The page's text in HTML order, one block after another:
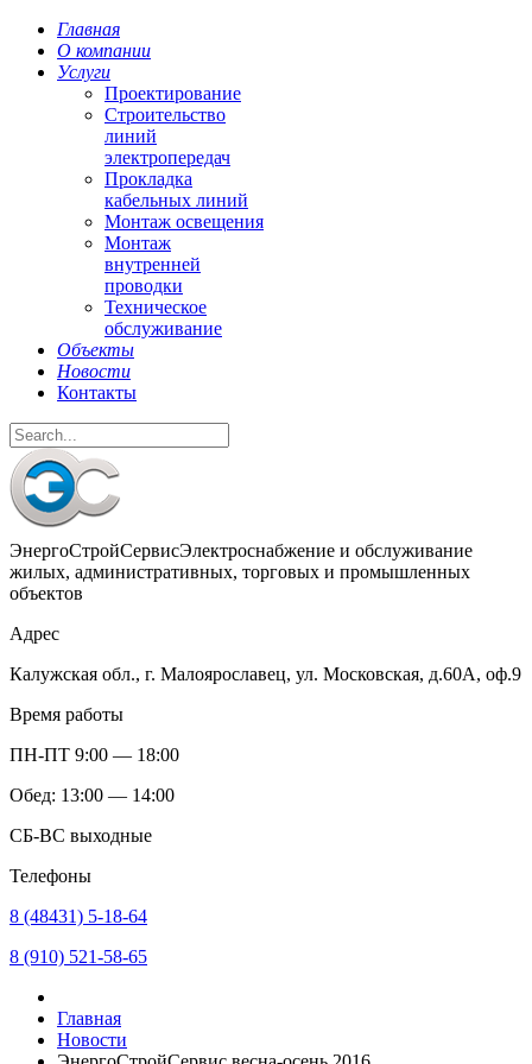
Главная
О компании
Услуги
Проектирование
Строительство
линий
электропередач
Прокладка
кабельных линий
Монтаж освещения
Монтаж
внутренней
проводки
Техническое
обслуживание
Объекты
Новости
Контакты
ЭнергоСтройСервисЭлектроснабжение и обслуживание
жилых, административных, торговых и промышленных
объектов
Адрес
Калужская обл., г. Малоярославец, ул. Московская, д.60А, оф.9
Время работы
ПН-ПТ 9:00 — 18:00
Обед: 13:00 — 14:00
СБ-ВС выходные
Телефоны
8 (48431) 5-18-64
8 (910) 521-58-65
Главная
Новости